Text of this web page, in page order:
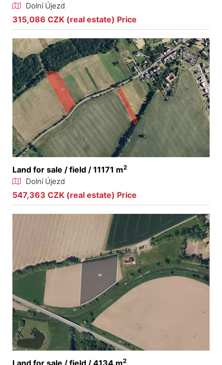
Dolní Újezd
315,086 CZK (real estate) Price
Land for sale / field / 11171 m2
Dolní Újezd
547,363 CZK (real estate) Price
Land for sale / field / 4134 m2